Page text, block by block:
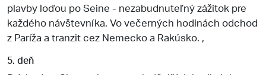
plavby loďou po Seine - nezabudnuteľný zážitok pre
každého návštevníka. Vo večerných hodinách odchod
z Paríža a tranzit cez Nemecko a Rakúsko. ,
5. deň